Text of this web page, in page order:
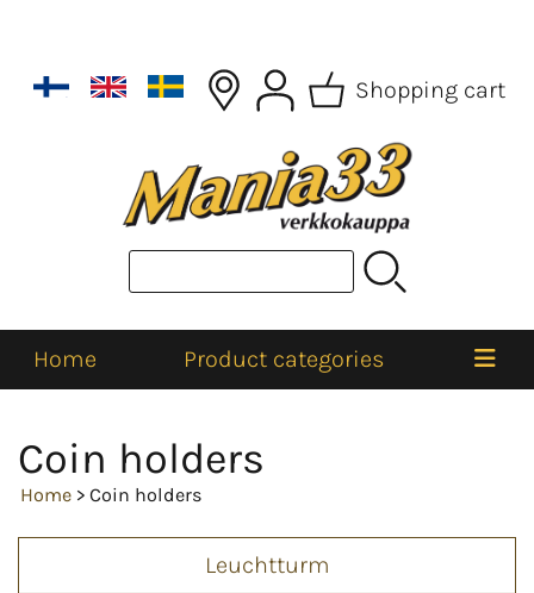
Shopping cart
Home Product categories
Coin holders
Home > Coin holders
Leuchtturm